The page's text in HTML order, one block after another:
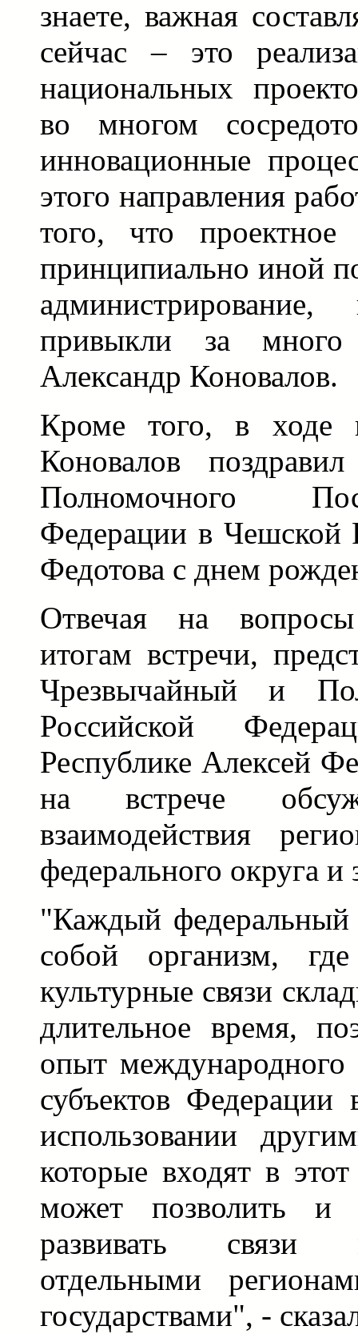
знаете, важная
сейчас – это
национальных
во многом
инновационные
этого направления
того, что
принципиально иной
привыкли за
Александр Коновалов.
Кроме того, в ходе
Коновалов
Полномочного
Федерации в Чешской
Федотова с днем
Отвечая на
итогам встречи,
Чрезвычайный и
Российской
Республике Алексей
на встрече
взаимодействия
федерального округа
"Каждый федеральный
собой организм,
культурные связи
длительное время,
опыт
субъектов
использовании
которые входят в
может позволить и
развивать связи
отдельными
государствами", -